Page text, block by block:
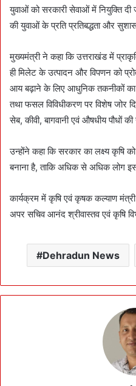
युवाओं को सरकारी सेवाओं में नियुक्ति
की युवाओं के प्रति प्रतिबद्धता और
मुख्यमंत्री ने कहा कि उत्तराखंड में
ही मिलेट के उत्पादन और विपणन को
आय बढ़ाने के लिए आधुनिक तकनीकों का
तथा फसल विविधीकरण पर विशेष जोर
सेब, कीवी, बागवानी एवं औषधीय पौधों की
उन्होंने कहा कि सरकार का लक्ष्य कृषि
बनाना है, ताकि अधिक से अधिक लोग
कार्यक्रम में कृषि एवं कृषक कल्याण
अपर सचिव आनंद श्रीवास्तव एवं कृषि
Dehradun News